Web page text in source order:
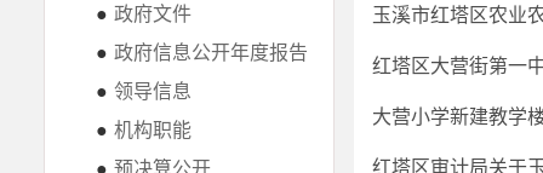
● 政府文件
● 政府信息公开年度报告
● 领导信息
● 机构职能
● 预决算公开
玉溪市红塔区农业
红塔区大营街第一
大营小学新建教学